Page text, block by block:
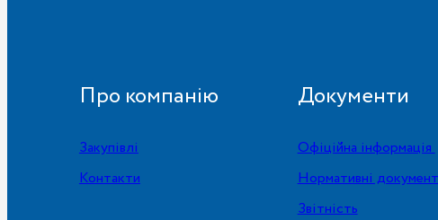
Про компанію
Закупівлі
Контакти
Документи
Офіційна інформація
Нормативні
Звітність